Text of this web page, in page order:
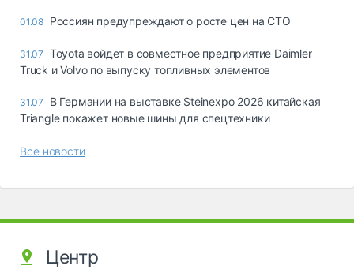
01.08 Россиян предупреждают о росте цен на СТО
31.07 Toyota войдет в совместное предприятие Daimler
Truck и Volvo по выпуску топливных элементов
31.07
В Германии на выставке Steinexpo 2026 китайская
Triangle покажет новые шины для спецтехники
Все новости
Центр